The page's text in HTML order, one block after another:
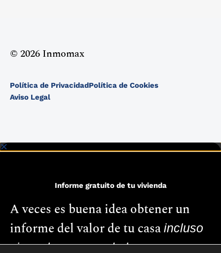
© 2026 Inmomax
Política de PrivacidadPolítica de Cookies
Aviso Legal
Informe gratuito de tu vivienda
A veces es buena idea obtener un
informe del valor de tu casa incluso
si no planeas venderla.